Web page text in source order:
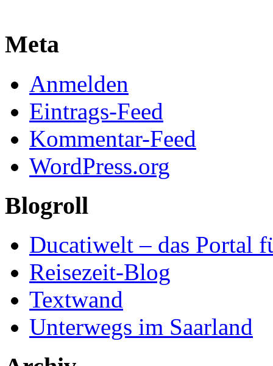
Meta
Anmelden
Eintrags-Feed
Kommentar-Feed
WordPress.org
Blogroll
Ducatiwelt – das Portal
Reisezeit-Blog
Textwand
Unterwegs im Saarland